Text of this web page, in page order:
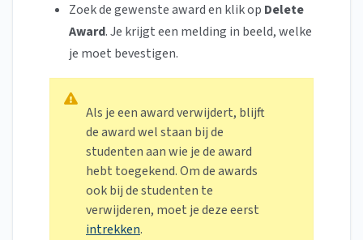
Zoek de gewenste award en klik op Delete
Award. Je krijgt een melding in beeld, welke
je moet bevestigen.
Als je een award verwijdert, blijft
de award wel staan bij de
studenten aan wie je de award
hebt toegekend. Om de awards
ook bij de studenten te
verwijderen, moet je deze eerst
intrekken.